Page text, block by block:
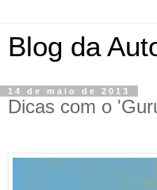
Blog da
14 de maio de 2013
Dicas com o